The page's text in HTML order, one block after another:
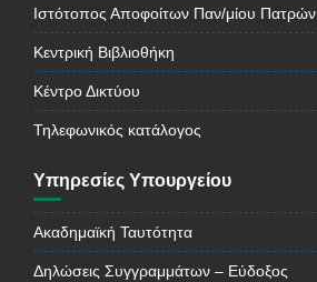
Ιστότοπος Αποφοίτων Παν/μίου Πατρών
Κεντρική Βιβλιοθήκη
Κέντρο Δικτύου
Τηλεφωνικός κατάλογος
Υπηρεσίες Υπουργείου
Ακαδημαϊκή Ταυτότητα
Δηλώσεις Συγγραμμάτων – Εύδοξος